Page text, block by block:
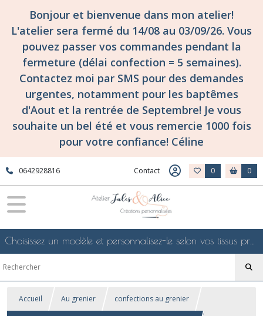
Bonjour et bienvenue dans mon atelier!
L'atelier sera fermé du 14/08 au 03/09/26. Vous
pouvez passer vos commandes pendant la
fermeture (délai confection = 5 semaines).
Contactez moi par SMS pour des demandes
urgentes, notamment pour les baptêmes
d'Aout et la rentrée de Septembre! Je vous
souhaite un bel été et vous remercie 1000 fois
pour votre confiance! Céline
0642928816 Contact 0 0
Choisissez un modèle et personnalisez-le selon vos tissus préférés de mes collections en ligne, je le confectionnerai selon vos souhaits
Accueil Au grenier confections au grenier